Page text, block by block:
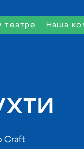
театре Наша
Craft